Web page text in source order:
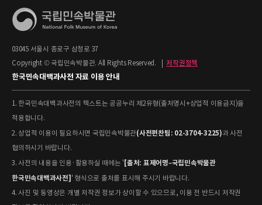
03045 서울시 종로구 삼청로 37
Copyright © 국립민속박물관. All Rights Reserved.
저작권정책
한국민속대백과사전 자료 이용 안내
1. 한국민속대백과사전의 텍스트는 공공누리 제2유형(출처명시+상업적 이용금지)을
적용합니다.
2. 상업적 이용이 필요하시면 국립민속박물관(사전편찬팀: 02-3704-3225)과 사전
협의하시기 바랍니다.
3. 사전의 내용을 인용·활용하실 때에는 ' [출처: 표제어명–국립민속박물관
한국민속대백과사전] ' 형식으로 출처를 표시해 주시기 바랍니다.
4. 사진 및 동영상은 개별 저작권 정보가 상이할 수 있으므로, 이용 전 반드시 저작권